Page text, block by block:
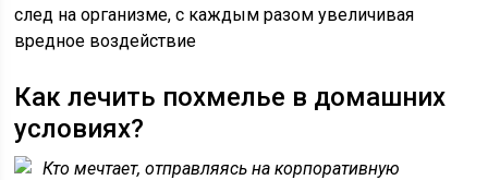
след на организме, с каждым разом увеличивая
вредное воздействие
Как лечить похмелье в домашних
условиях?
Кто мечтает, отправляясь на корпоративную